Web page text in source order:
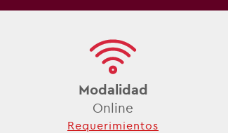
Modalidad
Online
Requerimientos